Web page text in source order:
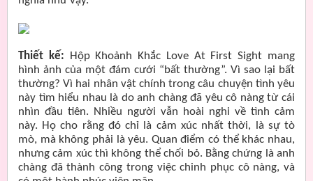
Thiết kế:
Hộp Khoảnh Khắc Love At First Sight mang
hình ảnh của một đám cưới “bất thường”. Vì sao lại bất
thường? Vì hai nhân vật chính trong câu chuyện tình yêu
này tìm hiểu nhau là do anh chàng đã yêu cô nàng từ cái
nhìn đầu tiên. Nhiều người vẫn hoài nghi về tình cảm
này. Họ cho rằng đó chỉ là cảm xúc nhất thời, là sự tò
mò, mà không phải là yêu. Quan điểm có thể khác nhau,
nhưng cảm xúc thì không thể chối bỏ. Bằng chứng là anh
chàng đã thành công trong việc chinh phục cô nàng, và